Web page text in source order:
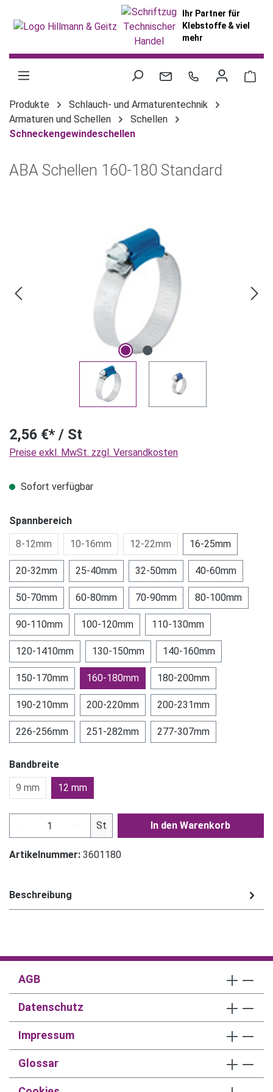
Ihr Partner für
Klebstoffe & viel
mehr
Produkte
Schlauch- und Armaturentechnik
Armaturen und Schellen
Schellen
Schneckengewindeschellen
ABA Schellen 160-180 Standard
2,56 €* / St
Preise exkl. MwSt. zzgl. Versandkosten
Sofort verfügbar
Spannbereich
8-12mm
10-16mm 12-22mm 16-25mm
20-32mm 25-40mm 32-50mm 40-60mm
50-70mm 60-80mm 70-90mm 80-100mm
90-110mm 100-120mm 110-130mm
120-1410mm 130-150mm 140-160mm
150-170mm 160-180mm 180-200mm
190-210mm 200-220mm 200-231mm
226-256mm 251-282mm 277-307mm
Bandbreite
9 mm
12 mm
Produkt Anzahl: Gib den gewünschten Wert
St In den Warenkorb
Artikelnummer: 3601180
Beschreibung
AGB
Datenschutz
Impressum
Glossar